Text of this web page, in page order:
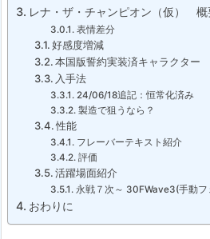
レナ・ザ・チャンピオン（仮） 概
表情差分
好感度増減
本国版誓約実装済キャラクター
入手法
24/06/18追記：恒常化済み
製造で狙うなら？
性能
フレーバーテキスト紹介
評価
活躍場面紹介
永戦７次～ 30FWave3(手動フ
おわりに